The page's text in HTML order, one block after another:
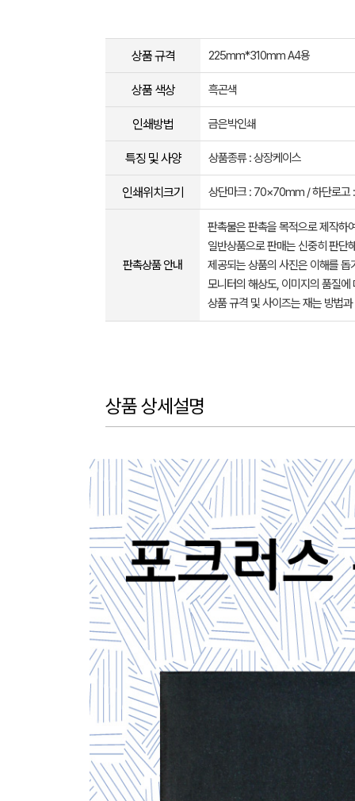
상품 규격 225mm*310mm A4용
상품 색상 흑곤색
인쇄방법 금은박인쇄
특징 및 사양 상품종류 : 상장케이스
인쇄위치크기 상단마크 : 70×70mm / 하단로
판촉상품 안내
판촉물은 판촉을 목적으로 제작하
일반상품으로 판매는 신중히 판단
제공되는 상품의 사진은 이해를
모니터의 해상도, 이미지의 품질
상품 규격 및 사이즈는 재는 방법
상품 상세설명